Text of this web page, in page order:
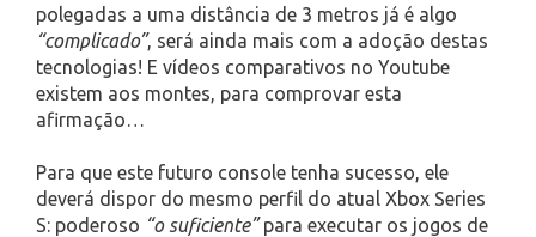
polegadas a uma distância de 3 metros já é algo
“complicado”, será ainda mais com a adoção destas
tecnologias! E vídeos comparativos no Youtube
existem aos montes, para comprovar esta
afirmação…
Para que este futuro console tenha sucesso, ele
deverá dispor do mesmo perfil do atual Xbox Series
S: poderoso “o suficiente”para executar os jogos de